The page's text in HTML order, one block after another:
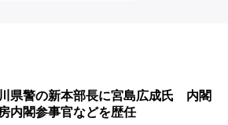
県警の新本部長に宮島広成氏 内閣
内閣参事官などを歴任